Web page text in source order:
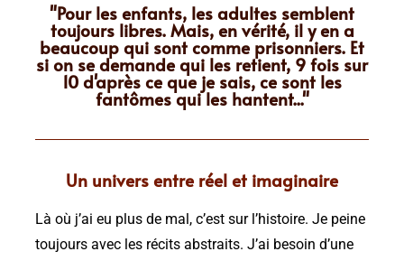
"Pour les enfants, les adultes semblent
toujours libres. Mais, en vérité, il y en a
beaucoup qui sont comme prisonniers. Et
si on se demande qui les retient, 9 fois sur
10 d'après ce que je sais, ce sont les
fantômes qui les hantent..."
Un univers entre réel et imaginaire
Là où j’ai eu plus de mal, c’est sur l’histoire. Je peine
toujours avec les récits abstraits. J’ai besoin d’une